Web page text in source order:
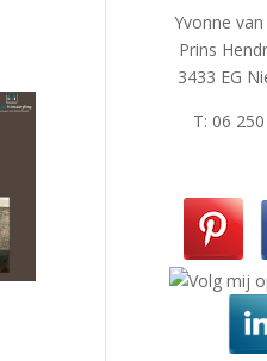
Yvonne
Prins
3433 EG
T: 06